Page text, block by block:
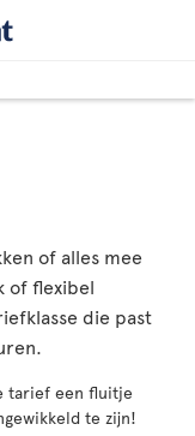
of alles mee
of flexibel
die past
tarief een fluitje
te zijn!